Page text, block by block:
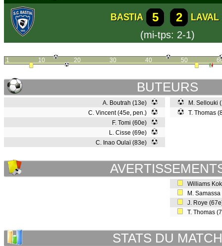
BASTIA 5 2
LAVAL
(mi-tps: 2-1)
1 10 20 30 40 50
BUTEURS
A. Boutrah (13e)
C. Vincent (45e, pen.)
F. Tomi (60e)
L. Cisse (69e)
C. Inao Oulaï (83e)
M. Sellouki
T. Thomas
Williams
M.
J. Roye
T. Thomas
STATS DU MATCH